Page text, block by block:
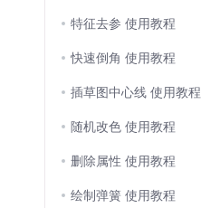
特征去参 使用教程
快速倒角 使用教程
插草图中心线 使用教程
随机改色 使用教程
删除属性 使用教程
绘制弹簧 使用教程